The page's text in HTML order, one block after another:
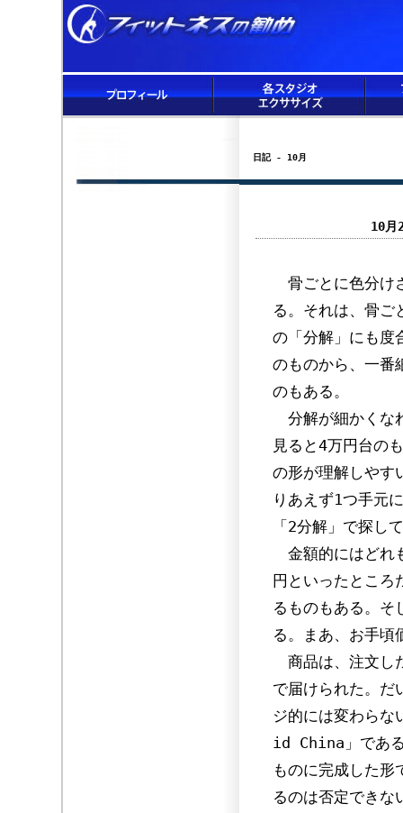
日記 - 10月
10月
骨ごとに色分け
る。それは、骨ご
の「分解」にも度
のものから、一番
のもある。
分解が細かくな
見ると4万円台の
の形が理解しやす
りあえず1つ手元
「2分解」で探し
金額的にはどれ
円といったところ
るものもある。
る。まあ、お手頃
商品は、注文し
で届けられた。だ
ジ的には変わら
id China」である
ものに完成した形
るのは否定できな